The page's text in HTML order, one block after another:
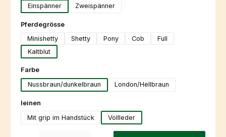
Einspänner
Zweispänner
Pferdegrösseauswählen
Minishetty
Shetty Pony Cob
Full
Kaltblut
Farbeauswählen
Nussbraun/dunkelbraun
London/Hellbraun
leinen
Mit grip im Handstück
Vollleder